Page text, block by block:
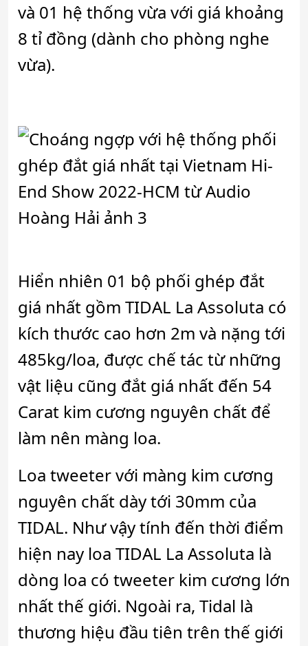
và 01 hệ thống vừa với giá khoảng
8 tỉ đồng (dành cho phòng nghe
vừa).
Hiển nhiên 01 bộ phối ghép đắt
giá nhất gồm TIDAL La Assoluta có
kích thước cao hơn 2m và nặng tới
485kg/loa, được chế tác từ những
vật liệu cũng đắt giá nhất đến 54
Carat kim cương nguyên chất để
làm nên màng loa.
Loa tweeter với màng kim cương
nguyên chất dày tới 30mm của
TIDAL. Như vậy tính đến thời điểm
hiện nay loa TIDAL La Assoluta là
dòng loa có tweeter kim cương lớn
nhất thế giới. Ngoài ra, Tidal là
thương hiệu đầu tiên trên thế giới